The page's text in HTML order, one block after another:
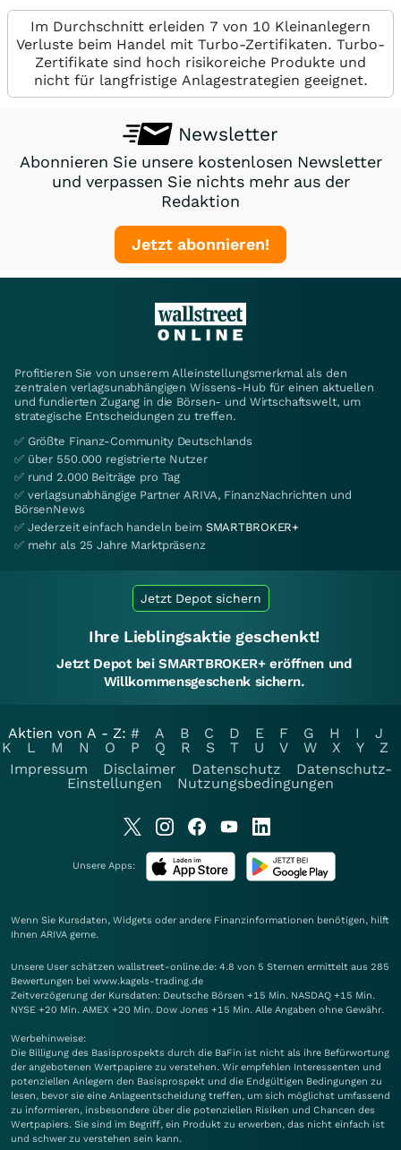
Im Durchschnitt erleiden 7 von 10 Kleinanlegern
Verluste beim Handel mit Turbo-Zertifikaten. Turbo-
Zertifikate sind hoch risikoreiche Produkte und
nicht für langfristige Anlagestrategien geeignet.
Newsletter
Abonnieren Sie unsere kostenlosen Newsletter
und verpassen Sie nichts mehr aus der
Redaktion
Jetzt abonnieren!
Profitieren Sie von unserem Alleinstellungsmerkmal als den
zentralen verlagsunabhängigen Wissens-Hub für einen aktuellen
und fundierten Zugang in die Börsen- und Wirtschaftswelt, um
strategische Entscheidungen zu treffen.
✅ Größte Finanz-Community Deutschlands
✅ über 550.000 registrierte Nutzer
✅ rund 2.000 Beiträge pro Tag
✅ verlagsunabhängige Partner ARIVA, FinanzNachrichten und
BörsenNews
✅ Jederzeit einfach handeln beim SMARTBROKER+
✅ mehr als 25 Jahre Marktpräsenz
Jetzt Depot sichern
Ihre Lieblingsaktie geschenkt!
Jetzt Depot bei SMARTBROKER+ eröffnen und
Willkommensgeschenk sichern.
Aktien von A - Z: # A B C D E F G H I
J
K
L M N O P Q R S T U V W X Y
Z
Impressum
Disclaimer Datenschutz
Datenschutz-
Einstellungen
Nutzungsbedingungen
Unsere Apps:
Wenn Sie Kursdaten, Widgets oder andere Finanzinformationen benötigen, hilft
Ihnen ARIVA gerne.
Unsere User schätzen wallstreet-online.de: 4.8 von 5 Sternen ermittelt aus 285
Bewertungen bei www.kagels-trading.de
Zeitverzögerung der Kursdaten: Deutsche Börsen +15 Min. NASDAQ +15 Min.
NYSE +20 Min. AMEX +20 Min. Dow Jones +15 Min. Alle Angaben ohne Gewähr.
Werbehinweise:
Die Billigung des Basisprospekts durch die BaFin ist nicht als ihre Befürwortung
der angebotenen Wertpapiere zu verstehen. Wir empfehlen Interessenten und
potenziellen Anlegern den Basisprospekt und die Endgültigen Bedingungen zu
lesen, bevor sie eine Anlageentscheidung treffen, um sich möglichst umfassend
zu informieren, insbesondere über die potenziellen Risiken und Chancen des
Wertpapiers. Sie sind im Begriff, ein Produkt zu erwerben, das nicht einfach ist
und schwer zu verstehen sein kann.